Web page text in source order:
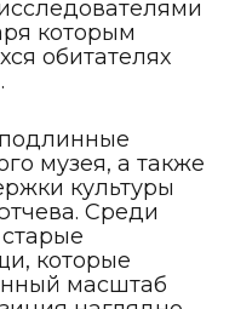
которым
обитателях
музея, а также
культуры
Среди
которые
масштаб